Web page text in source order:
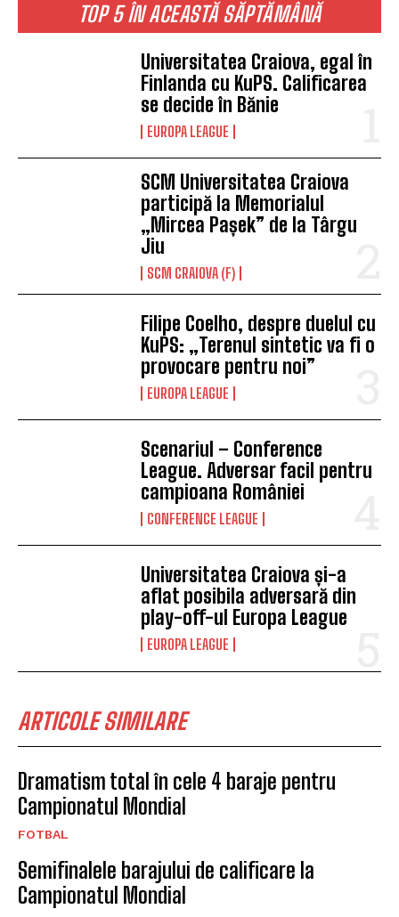
TOP 5 ÎN ACEASTĂ SĂPTĂMÂNĂ
Universitatea Craiova, egal în
Finlanda cu KuPS. Calificarea
se decide în Bănie
EUROPA LEAGUE
SCM Universitatea Craiova
participă la Memorialul
„Mircea Pașek” de la Târgu
Jiu
SCM CRAIOVA (F)
Filipe Coelho, despre duelul cu
KuPS: „Terenul sintetic va fi o
provocare pentru noi”
EUROPA LEAGUE
Scenariul – Conference
League. Adversar facil pentru
campioana României
CONFERENCE LEAGUE
Universitatea Craiova și-a
aflat posibila adversară din
play-off-ul Europa League
EUROPA LEAGUE
ARTICOLE SIMILARE
Dramatism total în cele 4 baraje pentru
Campionatul Mondial
FOTBAL
Semifinalele barajului de calificare la
Campionatul Mondial